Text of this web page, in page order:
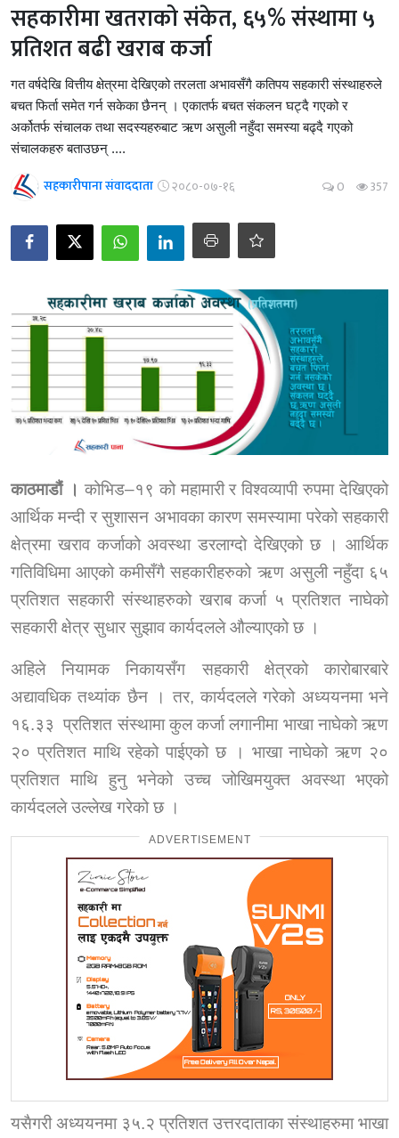
सहकारीमा खतराको संकेत, ६५% संस्थामा ५
प्रतिशत बढी खराब कर्जा
गत वर्षदेखि वित्तीय क्षेत्रमा देखिएको तरलता अभावसँगै कतिपय सहकारी संस्थाहरुले
बचत फिर्ता समेत गर्न सकेका छैनन् । एकातर्फ बचत संकलन घट्दै गएको र
अर्कोतर्फ संचालक तथा सदस्यहरुबाट ऋण असुली नहुँदा समस्या बढ्दै गएको
संचालकहरु बताउछन् ....
सहकारीपाना संवाददाता २०८०-०७-१६ 0 357
काठमाडौं । कोभिड–१९ को महामारी र विश्वव्यापी रुपमा देखिएको
आर्थिक मन्दी र सुशासन अभावका कारण समस्यामा परेको सहकारी
क्षेत्रमा खराव कर्जाको अवस्था डरलाग्दो देखिएको छ । आर्थिक
गतिविधिमा आएको कमीसँगै सहकारीहरुको ऋण असुली नहुँदा ६५
प्रतिशत सहकारी संस्थाहरुको खराब कर्जा ५ प्रतिशत नाघेको
सहकारी क्षेत्र सुधार सुझाव कार्यदलले औल्याएको छ ।
अहिले नियामक निकायसँग सहकारी क्षेत्रको कारोबारबारे
अद्यावधिक तथ्यांक छैन । तर, कार्यदलले गरेको अध्ययनमा भने
१६.३३ प्रतिशत संस्थामा कुल कर्जा लगानीमा भाखा नाघेको ऋण
२० प्रतिशत माथि रहेको पाईएको छ । भाखा नाघेको ऋण २०
प्रतिशत माथि हुनु भनेको उच्च जोखिमयुक्त अवस्था भएको
कार्यदलले उल्लेख गरेको छ ।
ADVERTISEMENT
यसैगरी अध्ययनमा ३५.२ प्रतिशत उत्तरदाताका संस्थाहरुमा भाखा